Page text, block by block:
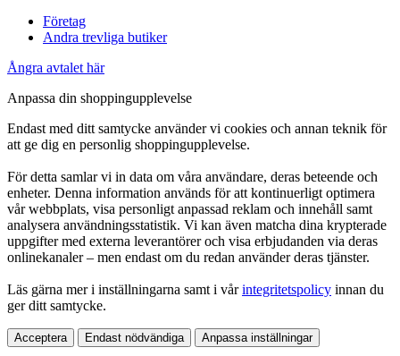
Företag
Andra trevliga butiker
Ångra avtalet här
Anpassa din shoppingupplevelse
Endast med ditt samtycke använder vi cookies och annan teknik för
att ge dig en personlig shoppingupplevelse.
För detta samlar vi in data om våra användare, deras beteende och
enheter. Denna information används för att kontinuerligt optimera
vår webbplats, visa personligt anpassad reklam och innehåll samt
analysera användningsstatistik. Vi kan även matcha dina krypterade
uppgifter med externa leverantörer och visa erbjudanden via deras
onlinekanaler – men endast om du redan använder deras tjänster.
Läs gärna mer i inställningarna samt i vårintegritetspolicy innan du
ger ditt samtycke.
Acceptera Endast nödvändiga Anpassa inställningar